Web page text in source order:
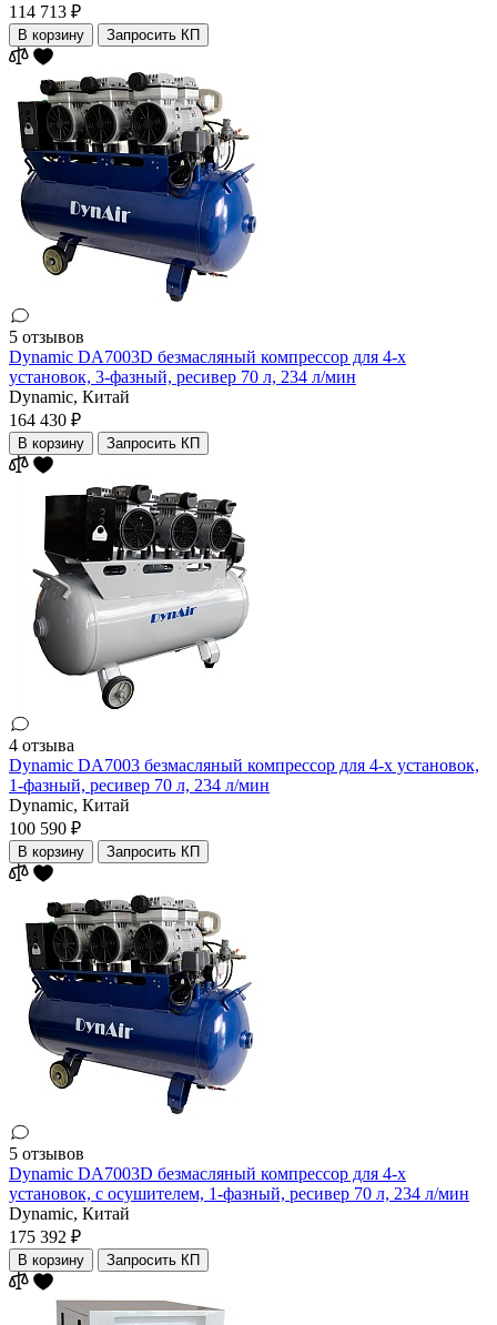
114 713 ₽
В корзину Запросить КП
5 отзывов
Dynamic DA7003D безмасляный компрессор для 4-х
установок, 3-фазный, ресивер 70 л, 234 л/мин
Dynamic, Китай
164 430 ₽
В корзину Запросить КП
4 отзыва
Dynamic DA7003 безмасляный компрессор для 4-х установок,
1-фазный, ресивер 70 л, 234 л/мин
Dynamic, Китай
100 590 ₽
В корзину Запросить КП
5 отзывов
Dynamic DA7003D безмасляный компрессор для 4-х
установок, с осушителем, 1-фазный, ресивер 70 л, 234 л/мин
Dynamic, Китай
175 392 ₽
В корзину Запросить КП